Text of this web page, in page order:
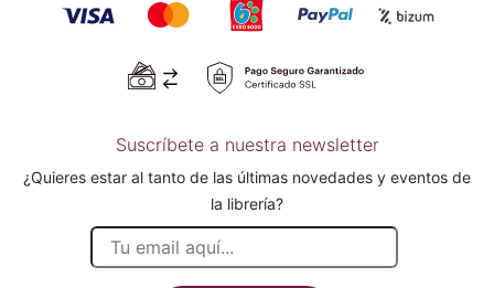
Suscríbete a nuestra newsletter
¿Quieres estar al tanto de las últimas novedades y eventos de
la librería?